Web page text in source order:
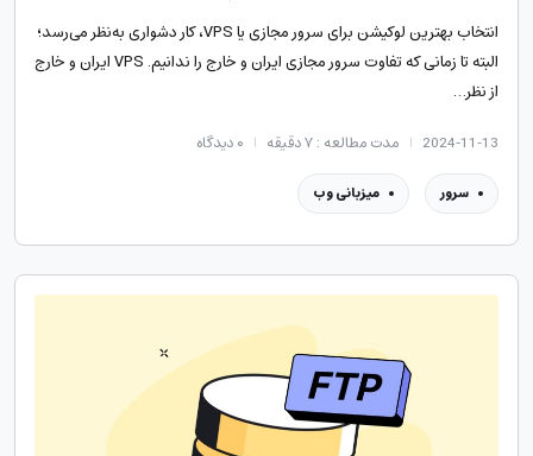
انتخاب بهترین لوکیشن برای سرور مجازی یا VPS، کار دشواری به‌نظر می‌رسد؛
البته تا زمانی که تفاوت سرور مجازی ایران و خارج را ندانیم. VPS ایران و خارج
از نظر…
2024-11-13 مدت مطالعه : ۷ دقیقه ۰دیدگاه
سرور میزبانی وب